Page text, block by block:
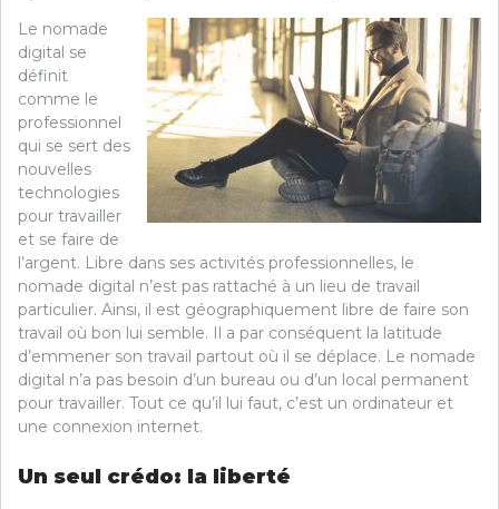
Le nomade
digital se
définit
comme le
professionnel
qui se sert des
nouvelles
technologies
pour travailler
et se faire de
l’argent. Libre dans ses activités professionnelles, le
nomade digital n’est pas rattaché à un lieu de travail
particulier. Ainsi, il est géographiquement libre de faire son
travail où bon lui semble. Il a par conséquent la latitude
d’emmener son travail partout où il se déplace. Le nomade
digital n’a pas besoin d’un bureau ou d’un local permanent
pour travailler. Tout ce qu’il lui faut, c’est un ordinateur et
une connexion internet.
Un seul crédo: la liberté